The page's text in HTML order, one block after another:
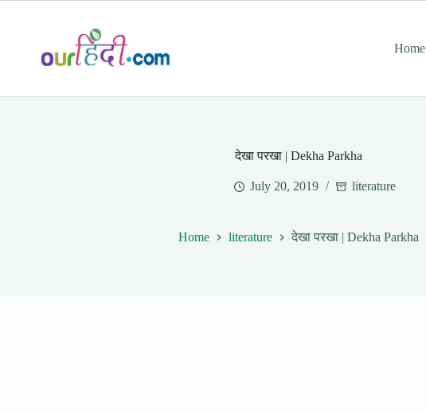
Home
देखा परखा | Dekha Parkha
July 20, 2019 literature
Home literature देखा परखा | Dekha Parkha